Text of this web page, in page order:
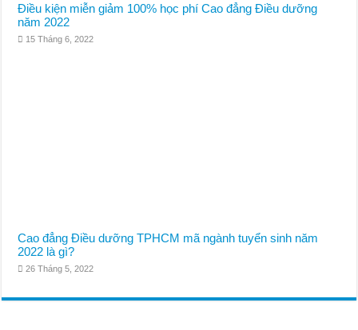
Điều kiện miễn giảm 100% học phí Cao đẳng Điều dưỡng
năm 2022
15 Tháng 6, 2022
Cao đẳng Điều dưỡng TPHCM mã ngành tuyển sinh năm
2022 là gì?
26 Tháng 5, 2022